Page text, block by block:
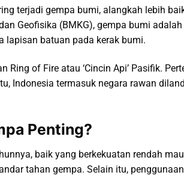
terjadi gempa bumi, alangkah lebih
Geofisika (BMKG), gempa bumi
lapisan batuan pada kerak bumi.
Ring of Fire atau ‘Cincin Api’ Pasifik.
Indonesia termasuk negara rawan
Penting?
baik yang berkekuatan rendah
tahan gempa. Selain itu,